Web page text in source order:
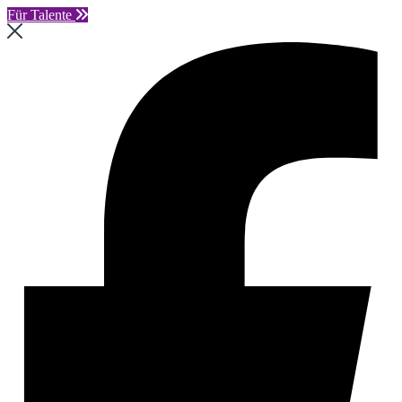
Für Talente